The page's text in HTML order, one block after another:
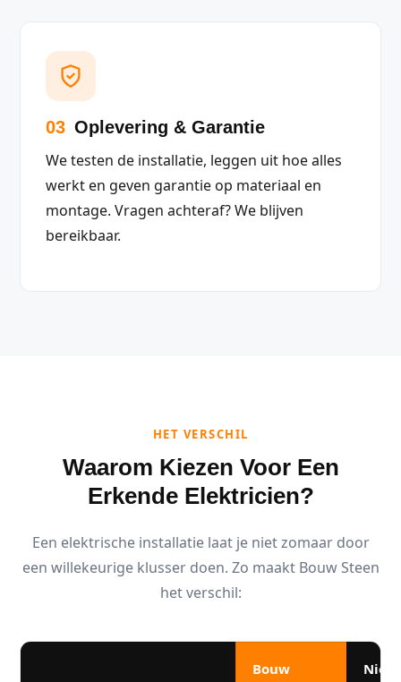
03 Oplevering & Garantie
We testen de installatie, leggen uit hoe alles
werkt en geven garantie op materiaal en
montage. Vragen achteraf? We blijven
bereikbaar.
HET VERSCHIL
Waarom Kiezen Voor Een
Erkende Elektricien?
Een elektrische installatie laat je niet zomaar door
een willekeurige klusser doen. Zo maakt Bouw Steen
het verschil:
Bouw
Niet-